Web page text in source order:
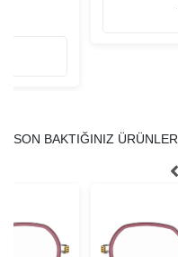
SON BAKTIĞINIZ ÜRÜNLER